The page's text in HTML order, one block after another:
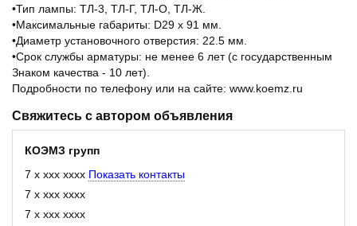
•Тип лампы: ТЛ-3, ТЛ-Г, ТЛ-О, ТЛ-Ж.
•Максимальные габариты: D29 x 91 мм.
•Диаметр установочного отверстия: 22.5 мм.
•Срок службы арматуры: не менее 6 лет (с государственным
Знаком качества - 10 лет).
Подробности по телефону или на сайте: www.koemz.ru
Свяжитесь с автором объявления
КОЭМЗ групп
7 x xxx xxxx Показать контакты
7 x xxx xxxx
7 x xxx xxxx